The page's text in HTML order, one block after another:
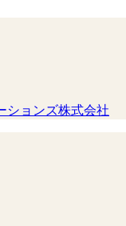
ションズ株式会社